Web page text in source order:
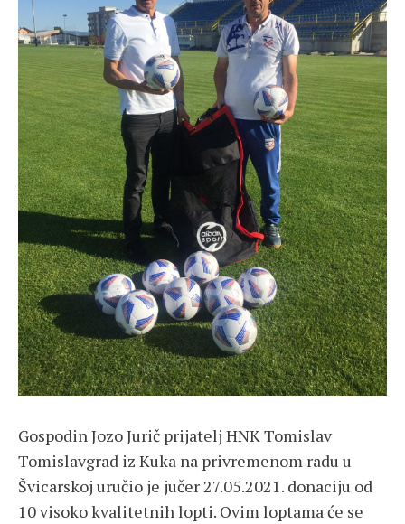
Gospodin Jozo Jurič prijatelj HNK Tomislav
Tomislavgrad iz Kuka na privremenom radu u
Švicarskoj uručio je jučer 27.05.2021. donaciju od
10 visoko kvalitetnih lopti. Ovim loptama će se